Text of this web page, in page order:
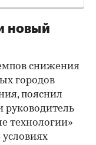
новый
снижения
городов
пояснил
руководитель
технологии»